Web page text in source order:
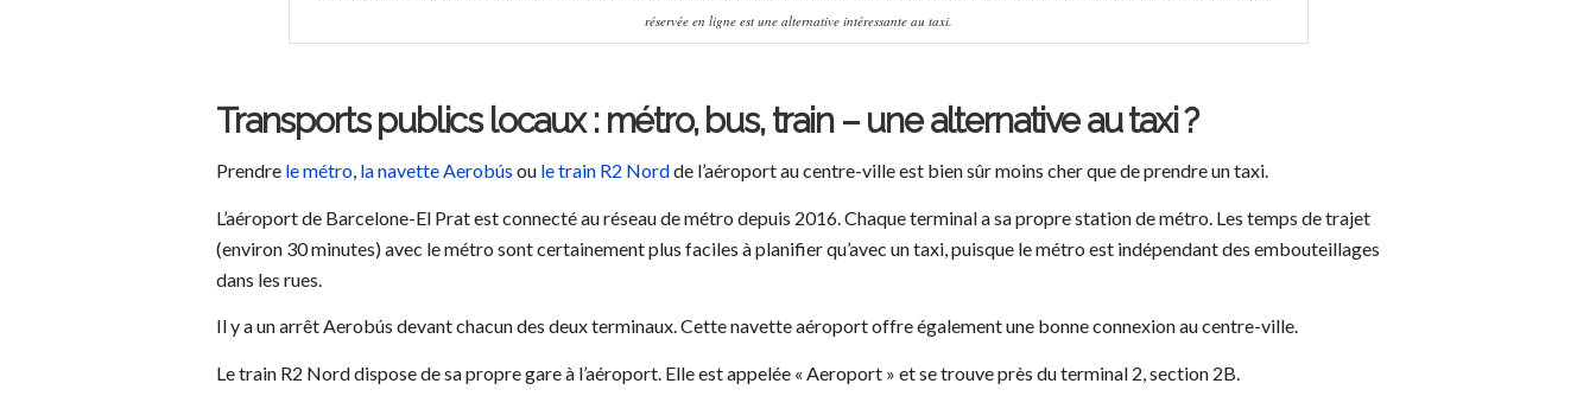
réservée en ligne est une alternative intéressante au taxi.
Transports publics locaux : métro, bus, train – une alternative au taxi ?
Prendre le métro, la navette Aerobús ou le train R2 Nordde l’aéroport au centre-ville est bien sûr moins cher que de prendre un taxi.
L’aéroport de Barcelone-El Prat est connecté au réseau de métro depuis 2016. Chaque terminal a sa propre station de métro. Les temps de trajet
(environ 30 minutes) avec le métro sont certainement plus faciles à planifier qu’avec un taxi, puisque le métro est indépendant des embouteillages
dans les rues.
Il y a un arrêt Aerobús devant chacun des deux terminaux. Cette navette aéroport offre également une bonne connexion au centre-ville.
Le train R2 Nord dispose de sa propre gare à l’aéroport. Elle est appelée « Aeroport » et se trouve près du terminal 2, section 2B.